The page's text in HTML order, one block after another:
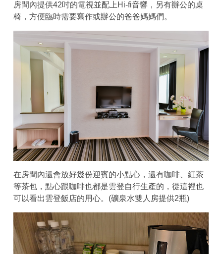
房間內提供42吋的電視並配上Hi-fi音響，另有辦公的桌
椅，方便臨時需要寫作或辦公的爸爸媽媽們。
在房間內還會放好幾份迎賓的小點心，還有咖啡、紅茶
等茶包，點心跟咖啡也都是雲登自行生產的，從這裡也
可以看出雲登飯店的用心。(礦泉水雙人房提供2瓶)